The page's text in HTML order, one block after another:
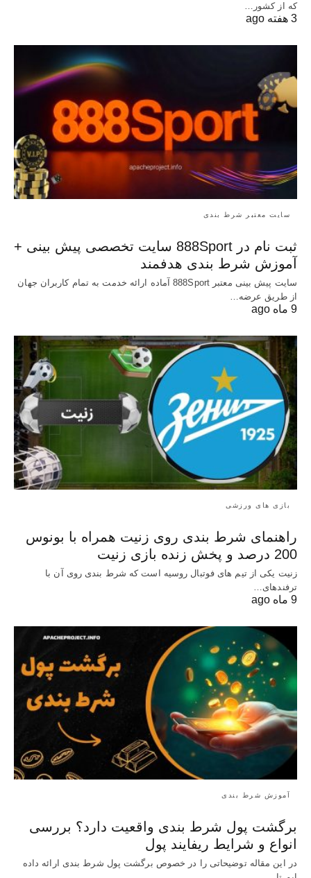
که از کشور…
3 هفته ago
سایت معتبر شرط بندی
ثبت نام در 888Sport سایت تخصصی پیش بینی +
آموزش شرط بندی هدفمند
سایت پیش بینی معتبر 888Sport آماده ارائه خدمت به تمام کاربران جهان
از طریق عرضه…
9 ماه ago
بازی های ورزشی
راهنمای شرط بندی روی زنیت همراه با بونوس
200 درصد و پخش زنده بازی زنیت
زنیت یکی از تیم های فوتبال روسیه است که شرط بندی روی آن با
ترفندهای…
9 ماه ago
آموزش شرط بندی
برگشت پول شرط بندی واقعیت دارد؟ بررسی
انواع و شرایط ریفایند پول
در این مقاله توضیحاتی را در خصوص برگشت پول شرط بندی ارائه داده